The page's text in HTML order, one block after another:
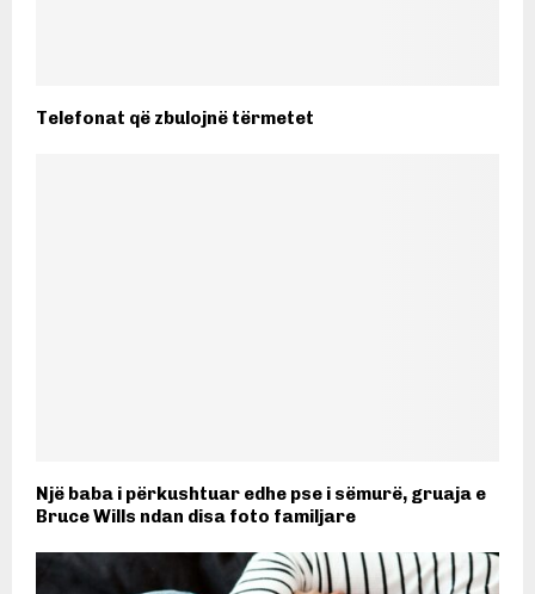
Telefonat që zbulojnë tërmetet
Një baba i përkushtuar edhe pse i sëmurë, gruaja e
Bruce Wills ndan disa foto familjare